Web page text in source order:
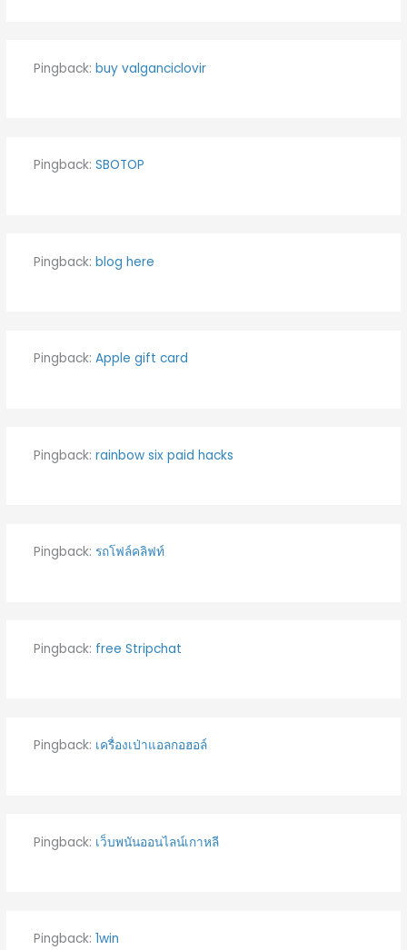
Pingback: buy valganciclovir
Pingback: SBOTOP
Pingback: blog here
Pingback: Apple gift card
Pingback: rainbow six paid hacks
Pingback: รถโฟล์คลิฟท์
Pingback: free Stripchat
Pingback: เครื่องเป่าแอลกอฮอล์
Pingback: เว็บพนันออนไลน์เกาหลี
Pingback: 1win